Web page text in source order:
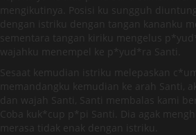
mengikutinya. Posisi ku sungguh
dengan istriku dengan tangan kananku
sementara tangan kiriku mengelus
wajahku menempel ke p*yud*ra Santi.
Sesaat kemudian istriku melepaskan
memandangku kemudian ke arah Santi,
dan wajah Santi, Santi membalas kami
Coba kuk*cup p*pi Santi. Dia agak
merasa tidak enak dengan istriku.